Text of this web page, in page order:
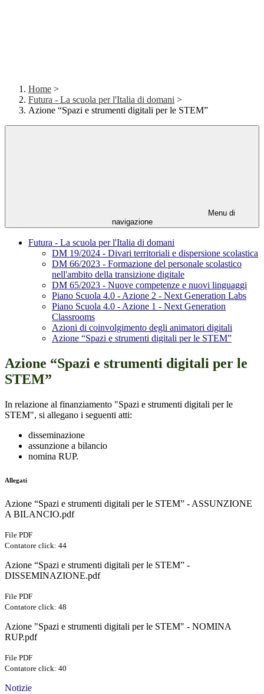
Home >
Futura - La scuola per l'Italia di domani >
Azione “Spazi e strumenti digitali per le STEM”
Menu di
navigazione
Futura - La scuola per l'Italia di domani
DM 19/2024 - Divari territoriali e dispersione scolastica
DM 66/2023 - Formazione del personale scolastico
nell'ambito della transizione digitale
DM 65/2023 - Nuove competenze e nuovi linguaggi
Piano Scuola 4.0 - Azione 2 - Next Generation Labs
Piano Scuola 4.0 - Azione 1 - Next Generation
Classrooms
Azioni di coinvolgimento degli animatori digitali
Azione “Spazi e strumenti digitali per le STEM”
Azione “Spazi e strumenti digitali per le
STEM”
In relazione al finanziamento "Spazi e strumenti digitali per le
STEM", si allegano i seguenti atti:
disseminazione
assunzione a bilancio
nomina RUP.
Allegati
Azione “Spazi e strumenti digitali per le STEM” - ASSUNZIONE
A BILANCIO.pdf
File PDF
Contatore click: 44
Azione “Spazi e strumenti digitali per le STEM” -
DISSEMINAZIONE.pdf
File PDF
Contatore click: 48
Azione "Spazi e strumenti digitali per le STEM" - NOMINA
RUP.pdf
File PDF
Contatore click: 40
Notizie